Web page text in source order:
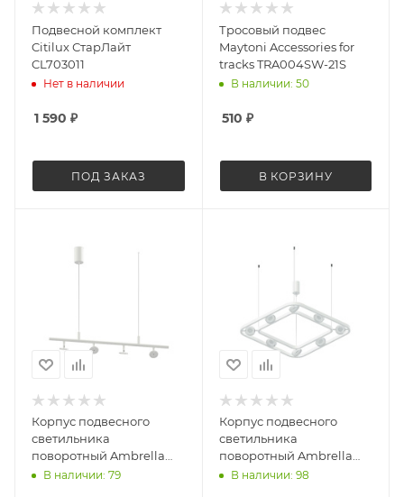
Подвесной комплект
Citilux СтарЛайт
CL703011
Нет в наличии
1 590 ₽
ПОД ЗАКАЗ
Тросовый подвес
Maytoni Accessories for
tracks TRA004SW-21S
В наличии: 50
510 ₽
В КОРЗИНУ
Корпус подвесного
светильника
поворотный Ambrella
Light Diy spot C9001
В наличии: 79
Корпус подвесного
светильника
поворотный Ambrella
Light Diy spot C9177
В наличии: 98